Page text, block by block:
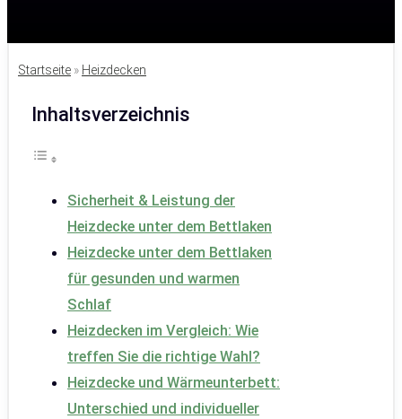
Startseite » Heizdecken
Inhaltsverzeichnis
Sicherheit & Leistung der
Heizdecke unter dem Bettlaken
Heizdecke unter dem Bettlaken
für gesunden und warmen
Schlaf
Heizdecken im Vergleich: Wie
treffen Sie die richtige Wahl?
Heizdecke und Wärmeunterbett:
Unterschied und individueller